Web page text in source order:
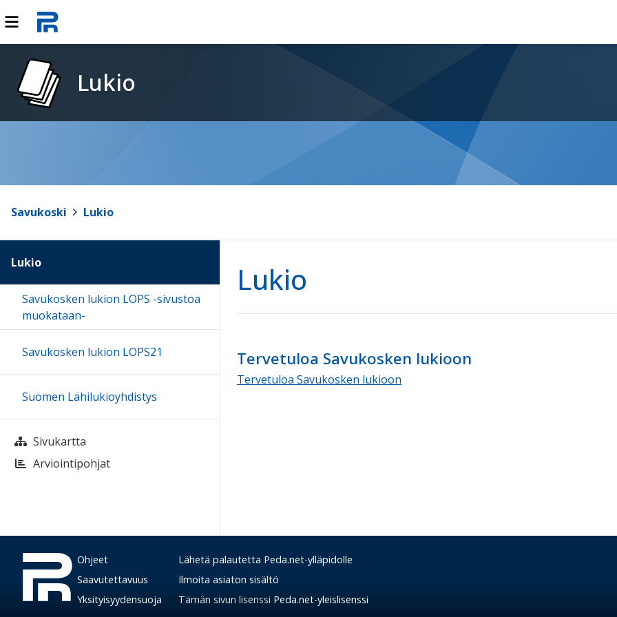
Lukio
Savukoski Lukio
Lukio
Tervetuloa Savukosken lukioon
Tervetuloa Savukosken lukioon
Lukio
Savukosken lukion LOPS -sivustoa
muokataan-
Savukosken lukion LOPS21
Suomen Lähilukioyhdistys
Sivukartta
Arviointipohjat
Ohjeet
Saavutettavuus
Yksityisyydensuoja
Lähetä palautetta Peda.net-ylläpidolle
Ilmoita asiaton sisältö
Tämän sivun lisenssi Peda.net-yleislisenssi